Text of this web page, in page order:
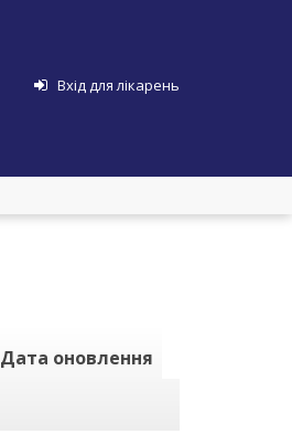
Вхід для лікарень
Дата оновлення